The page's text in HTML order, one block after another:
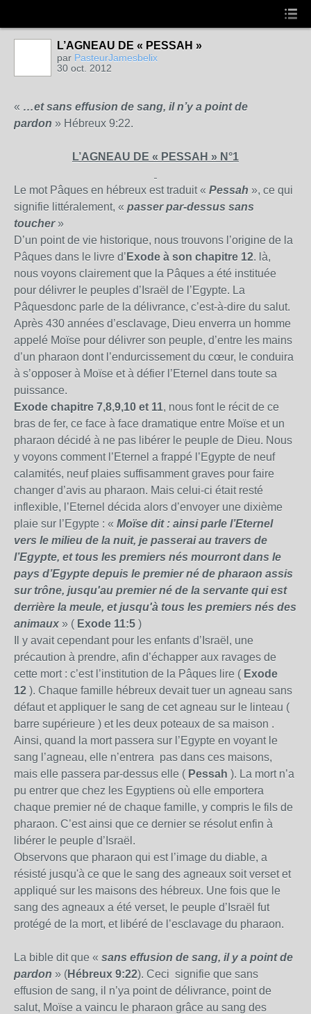
L’AGNEAU DE « PESSAH »
par PasteurJamesbelix
30 oct. 2012
« …et sans effusion de sang, il n’y a point de
pardon » Hébreux 9:22.
L’AGNEAU DE « PESSAH » N°1
Le mot Pâques en hébreux est traduit « Pessah », ce qui
signifie littéralement, « passer par-dessus sans
toucher»
D’un point de vie historique, nous trouvons l’origine de la
Pâques dans le livre d’ Exode à son chapitre 12. là,
nous voyons clairement que la Pâques a été instituée
pour délivrer le peuples d’Israël de l’Egypte. La
Pâquesdonc parle de la délivrance, c’est-à-dire du salut.
Après 430 années d’esclavage, Dieu enverra un homme
appelé Moïse pour délivrer son peuple, d’entre les mains
d’un pharaon dont l’endurcissement du cœur, le conduira
à s’opposer à Moïse et à défier l’Eternel dans toute sa
puissance.
Exode chapitre 7,8,9,10 et 11, nous font le récit de ce
bras de fer, ce face à face dramatique entre Moïse et un
pharaon décidé à ne pas libérer le peuple de Dieu. Nous
y voyons comment l’Eternel a frappé l’Egypte de neuf
calamités, neuf plaies suffisamment graves pour faire
changer d’avis au pharaon. Mais celui-ci était resté
inflexible, l’Eternel décida alors d’envoyer une dixième
plaie sur l’Egypte : « Moïse dit : ainsi parle l’Eternel
vers le milieu de la nuit, je passerai au travers de
l’Egypte, et tous les premiers nés mourront dans le
pays d’Egypte depuis le premier né de pharaon assis
sur trône, jusqu'au premier né de la servante qui est
derrière la meule, et jusqu'à tous les premiers nés des
animaux » ( Exode 11:5 )
Il y avait cependant pour les enfants d’Israël, une
précaution à prendre, afin d’échapper aux ravages de
cette mort : c’est l’institution de la Pâques lire ( Exode
12 ). Chaque famille hébreux devait tuer un agneau sans
défaut et appliquer le sang de cet agneau sur le linteau (
barre supérieure ) et les deux poteaux de sa maison .
Ainsi, quand la mort passera sur l’Egypte en voyant le
sang l’agneau, elle n’entrera pas dans ces maisons,
mais elle passera par-dessus elle ( Pessah ). La mort n’a
pu entrer que chez les Egyptiens où elle emportera
chaque premier né de chaque famille, y compris le fils de
pharaon. C’est ainsi que ce dernier se résolut enfin à
libérer le peuple d’Israël.
Observons que pharaon qui est l’image du diable, a
résisté jusqu'à ce que le sang des agneaux soit verset et
appliqué sur les maisons des hébreux. Une fois que le
sang des agneaux a été verset, le peuple d’Israël fut
protégé de la mort, et libéré de l’esclavage du pharaon.
La bible dit que « sans effusion de sang, il y a point de
pardon » (Hébreux 9:22). Ceci signifie que sans
effusion de sang, il n’ya point de délivrance, point de
salut, Moïse a vaincu le pharaon grâce au sang des